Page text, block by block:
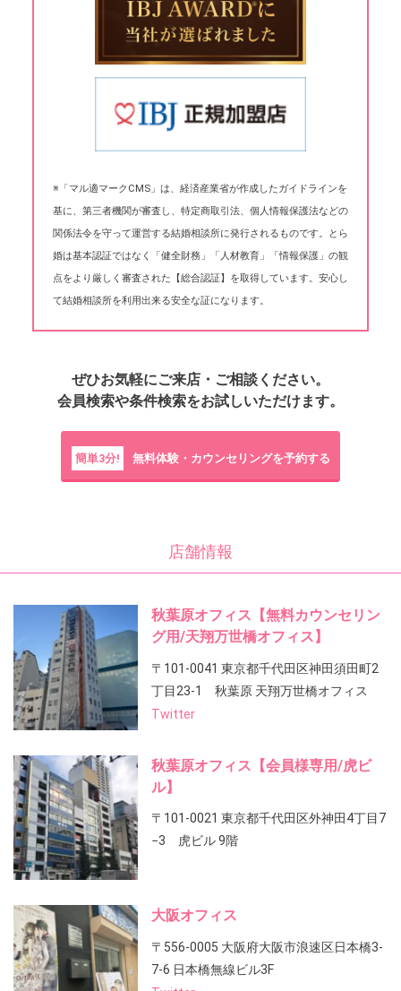
※「マル適マークCMS」は、経済産業省が作成したガイドラインを
基に、第三者機関が審査し、特定商取引法、個人情報保護法などの
関係法令を守って運営する結婚相談所に発行されるものです。とら
婚は基本認証ではなく「健全財務」「人材教育」「情報保護」の観
点をより厳しく審査された【総合認証】を取得しています。安心し
て結婚相談所を利用出来る安全な証になります。
ぜひお気軽にご来店・ご相談ください。
会員検索や条件検索をお試しいただけます。
簡単3分! 無料体験・カウンセリングを予約する
店舗情報
秋葉原オフィス【無料カウンセリン
グ用/天翔万世橋オフィス】
〒101-0041 東京都千代田区神田須田町2
丁目23-1 秋葉原 天翔万世橋オフィス
Twitter
秋葉原オフィス【会員様専用/虎ビ
ル】
〒101-0021 東京都千代田区外神田4丁目7
−3 虎ビル 9階
大阪オフィス
〒556-0005 大阪府大阪市浪速区日本橋3-
7-6 日本橋無線ビル3F